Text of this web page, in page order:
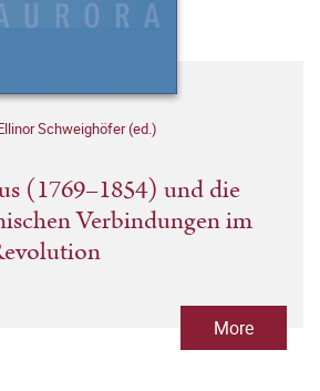
Schweighöfer (ed.)
(1769–1854) und die
Verbindungen im
More